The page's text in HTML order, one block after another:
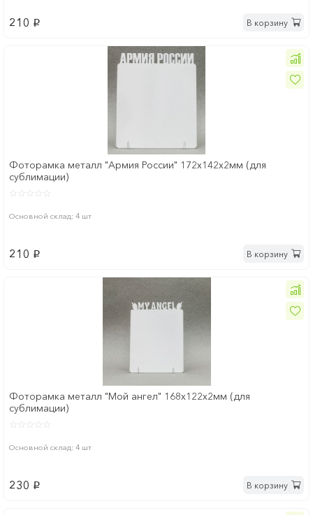
210 p В корзину
Фоторамка металл "Армия России" 172x142х2мм (для
сублимации)
Основной склад: 4 шт
210 p В корзину
Фоторамка металл "Мой ангел" 168x122х2мм (для
сублимации)
Основной склад: 4 шт
230 p В корзину